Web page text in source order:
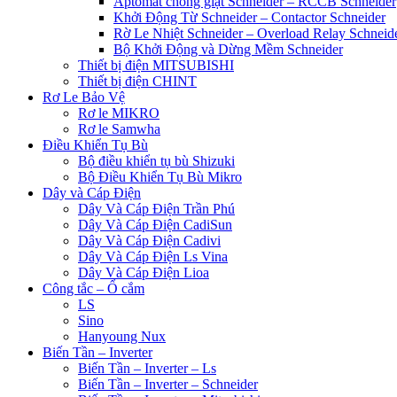
Khởi Động Từ Schneider – Contactor Schneider
Rờ Le Nhiệt Schneider – Overload Relay
Bộ Khởi Động và Dừng Mềm Schneider
Thiết bị điện MITSUBISHI
Thiết bị điện CHINT
Rơ Le Bảo Vệ
Rơ le MIKRO
Rơ le Samwha
Điều Khiển Tụ Bù
Bộ điều khiển tụ bù Shizuki
Bộ Điều Khiển Tụ Bù Mikro
Dây và Cáp Điện
Dây Và Cáp Điện Trần Phú
Dây Và Cáp Điện CadiSun
Dây Và Cáp Điện Cadivi
Dây Và Cáp Điện Ls Vina
Dây Và Cáp Điện Lioa
Công tắc – Ổ cắm
LS
Sino
Hanyoung Nux
Biến Tần – Inverter
Biến Tần – Inverter – Ls
Biến Tần – Inverter – Schneider